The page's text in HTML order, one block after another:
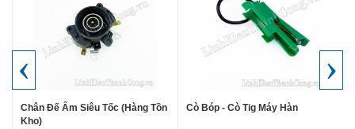
Chân Đế Ấm Siêu Tốc (Hàng Tồn
Kho)
Cò Bóp - Cò Tig Máy Hàn
‹ ›